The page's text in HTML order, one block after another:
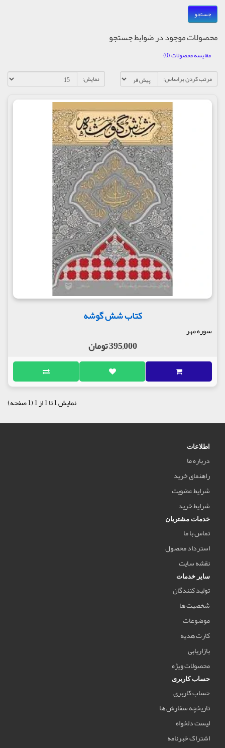
محصولات موجود در ضوابط جستجو
مقایسه محصولات (0)
مرتب کردن براساس:
نمایش:
کتاب شش گوشه
سوره مهر
395,000 تومان
نمایش 1 تا 1 از 1 (1 صفحه)
اطلاعات
درباره ما
راهنمای خرید
شرایط عضویت
شرایط خرید
خدمات مشتریان
تماس با ما
استرداد محصول
نقشه سایت
سایر خدمات
تولید کنندگان
شخصیت ها
موضوعات
کارت هدیه
بازاریابی
محصولات ویژه
حساب کاربری
حساب کاربری
تاریخچه سفارش ها
لیست دلخواه
اشتراک خبرنامه